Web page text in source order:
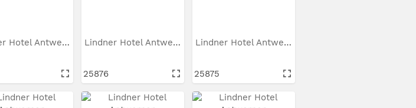
Lindner Hotel Antwerpen Lindner Hotel Antwerpen
25876
Lindner Hotel Antwerpen
25875